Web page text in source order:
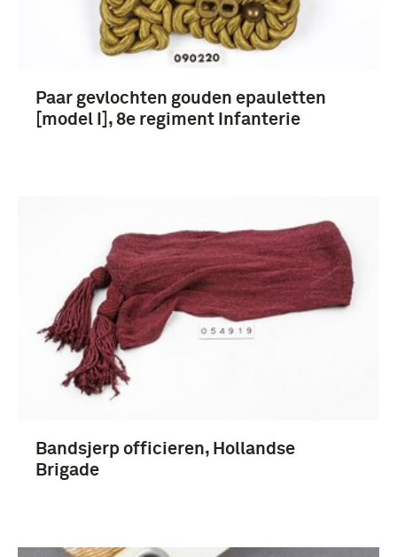
Paar gevlochten gouden epauletten
[model I], 8e regiment Infanterie
Bandsjerp officieren, Hollandse
Brigade